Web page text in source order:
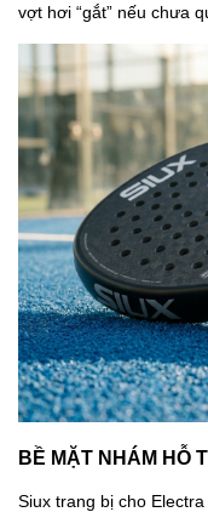
vợt hơi “gắt” nếu chưa
BỀ MẶT NHÁM HỖ
Siux trang bị cho